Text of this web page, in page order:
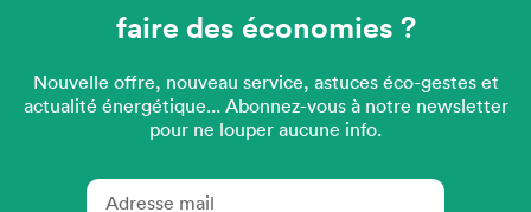
faire des économies ?
Nouvelle offre, nouveau service, astuces éco-gestes et
actualité énergétique... Abonnez-vous à notre newsletter
pour ne louper aucune info.